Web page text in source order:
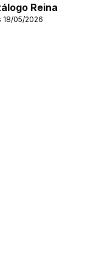
Reina
05/2026